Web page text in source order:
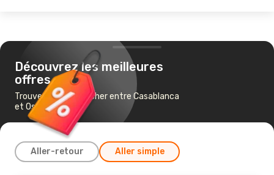
Découvrez les meilleures
offres
Trouvez un vol pas cher entre Casablanca
et Osaka
Aller-retour Aller simple